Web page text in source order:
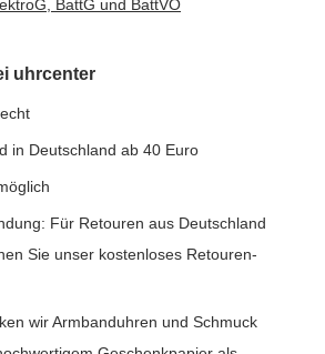
BattG und BattVO
uhrcenter
in Deutschland ab 40 Euro
Für Retouren aus Deutschland
Sie unser kostenloses Retouren-
wir Armbanduhren und Schmuck